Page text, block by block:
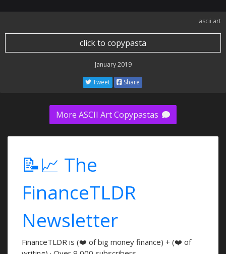
ascii art
click to copypasta
January 2019
Tweet Share
More ASCII Art Copypastas
📝📈 The
FinanceTLDR
Newsletter
FinanceTLDR is (❤️ of big money finance) + (❤️ of